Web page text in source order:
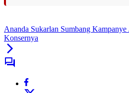
Ananda Sukarlan Sumbang
Konsernya